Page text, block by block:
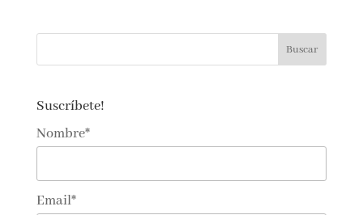
Suscríbete!
Nombre*
Email*